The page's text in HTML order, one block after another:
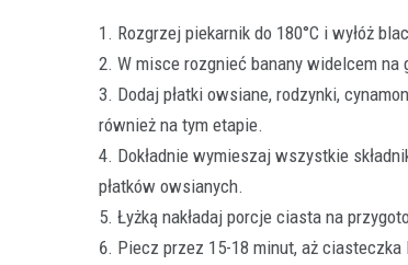
Rozgrzej piekarnik do 180°C i wyłóż
W misce rozgnieć banany widelcem na
Dodaj płatki owsiane, rodzynki,
również na tym etapie.
Dokładnie wymieszaj wszystkie
płatków owsianych.
Łyżką nakładaj porcje ciasta na
Piecz przez 15-18 minut, aż ciasteczka